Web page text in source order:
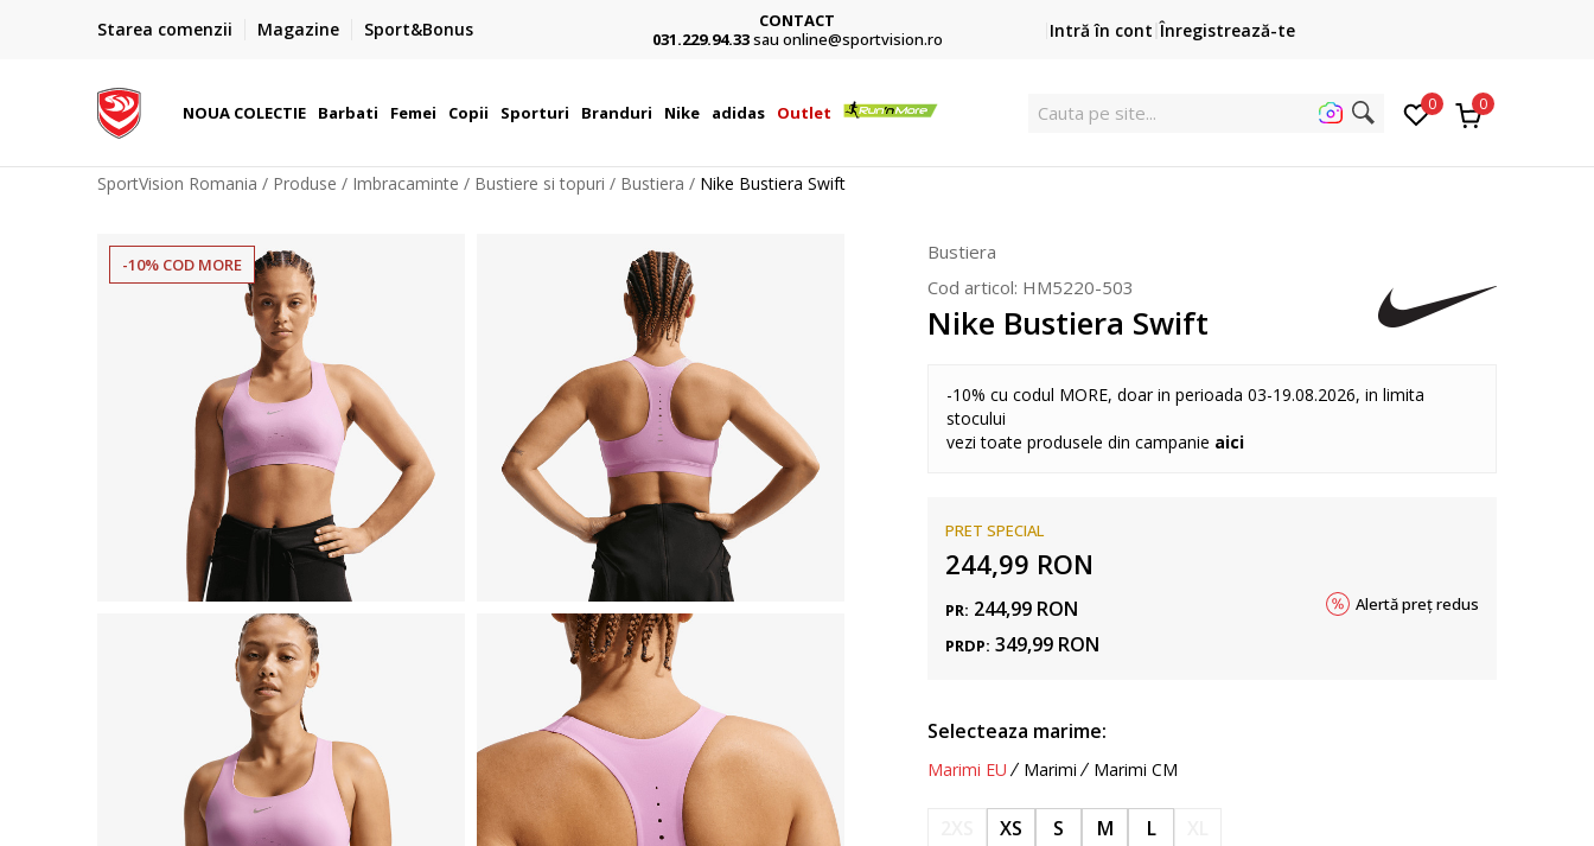
Starea comenzii Magazine Sport&Bonus
Plateste cu cardul in siguranta prin WSPay - Visa, MasterCard,
CONTACT
031.229.94.33sau online@sportvision.ro
Cumpără acum, plateste mai târziu
3 rate fără dobândă fără card de credit cu Klarna
Intră în cont Înregistrează-te
NOUA COLECTIE Barbati Femei Copii Sporturi Branduri Nike adidas Outlet Cau 0 0
SportVision Romania Produse Imbracaminte Bustiere si topuri Bustiera Nike Bustiera Swift
-10% COD MORE
Bustiera
Cod articol: HM5220-503
Nike Bustiera Swift
-10% cu codul MORE, doar in perioada 03-19.08.2026, in limita
stocului
vezi toate produsele din campanie aici
PRET SPECIAL
244,99 RON
PR: 244,99 RON
PRDP: 349,99 RON
Alertă preț redus
Selecteaza marime:
Marimi EU Marimi Marimi CM
XS S M L